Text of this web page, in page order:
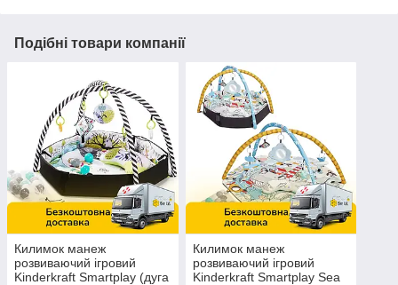
Подібні товари компанії
Килимок манеж
розвиваючий ігровий
Kinderkraft Smartplay (дуга
Килимок манеж
розвиваючий ігровий
Kinderkraft Smartplay Sea